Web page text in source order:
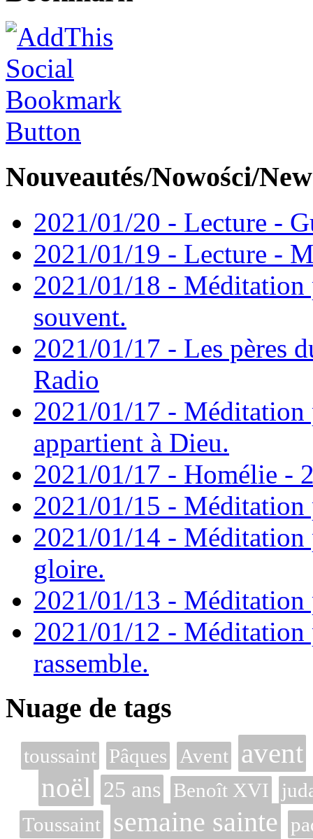
Nouveautés/Nowości/
2021/01/20 - Lecture -
2021/01/19 - Lecture -
2021/01/18 - Méditation
souvent.
2021/01/17 - Les pères
Radio
2021/01/17 - Méditation
appartient à Dieu.
2021/01/17 - Homélie -
2021/01/15 - Méditation
2021/01/14 - Méditation
gloire.
2021/01/13 - Méditation
2021/01/12 - Méditation
rassemble.
Nuage de tags
toussaint Pâques Avent
avent
noël 25 ans Benoît XVI
Toussaint
semaine sainte